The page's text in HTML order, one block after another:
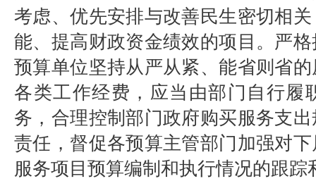
考虑、优先安排与改善民生密切相
能、提高财政资金绩效的项目 。严
预算单位坚持从严从紧、能省则省
各类工作经费，应当由部门自行履
务， 合理控制部门政府购买服务支
责任，督促各预算主管部门 加强对
服务项目 预算编制和执行情况的跟踪